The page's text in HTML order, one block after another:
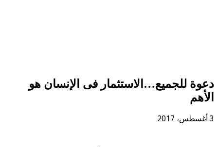
دعوة للجميع…الاستثمار فى الإنسان هو
الأهم
3 أغسطس، 2017